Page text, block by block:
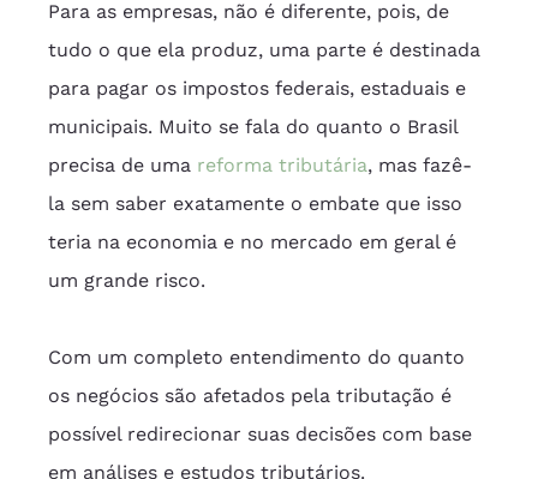
Para as empresas, não é diferente, pois, de
tudo o que ela produz, uma parte é destinada
para pagar os impostos federais, estaduais e
municipais. Muito se fala do quanto o Brasil
precisa de uma reforma tributária, mas fazê-
la sem saber exatamente o embate que isso
teria na economia e no mercado em geral é
um grande risco.
Com um completo entendimento do quanto
os negócios são afetados pela tributação é
possível redirecionar suas decisões com base
em análises e estudos tributários.